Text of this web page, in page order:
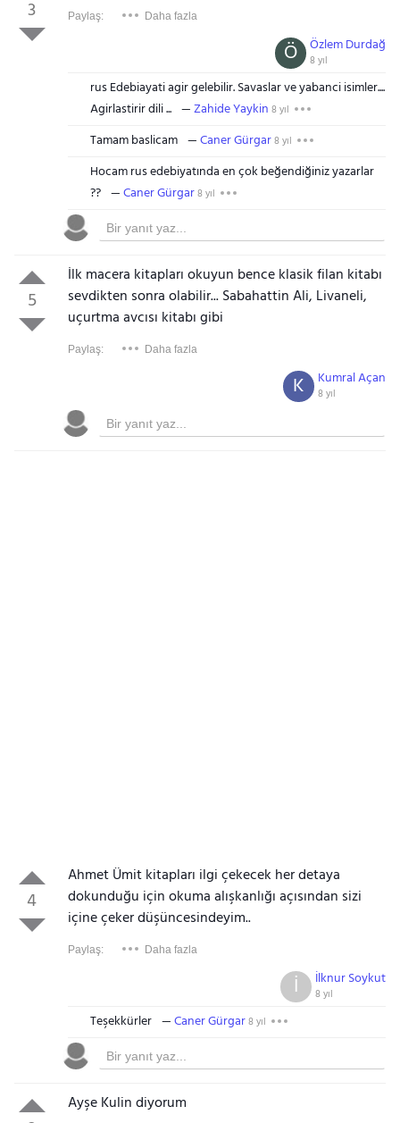
3 Paylaş: Daha fazla
Özlem Durdağ
8 yıl
Ö
rus Edebiayati agir gelebilir. Savaslar ve yabanci isimler....
Agirlastirir dili ...
Zahide Yaykin 8 yıl
Tamam baslicam Caner Gürgar8 yıl
Hocam rus edebiyatında en çok beğendiğiniz yazarlar
??
Caner Gürgar8 yıl
5
İlk macera kitapları okuyun bence klasik filan kitabı
sevdikten sonra olabilir... Sabahattin Ali, Livaneli,
uçurtma avcısı kitabı gibi
Paylaş: Daha fazla
Kumral Açan
8 yıl
K
4
Ahmet Ümit kitapları ilgi çekecek her detaya
dokunduğu için okuma alışkanlığı açısından sizi
içine çeker düşüncesindeyim..
Paylaş: Daha fazla
İlknur Soykut
8 yıl
İ
Teşekkürler Caner Gürgar8 yıl
Ayşe Kulin diyorum